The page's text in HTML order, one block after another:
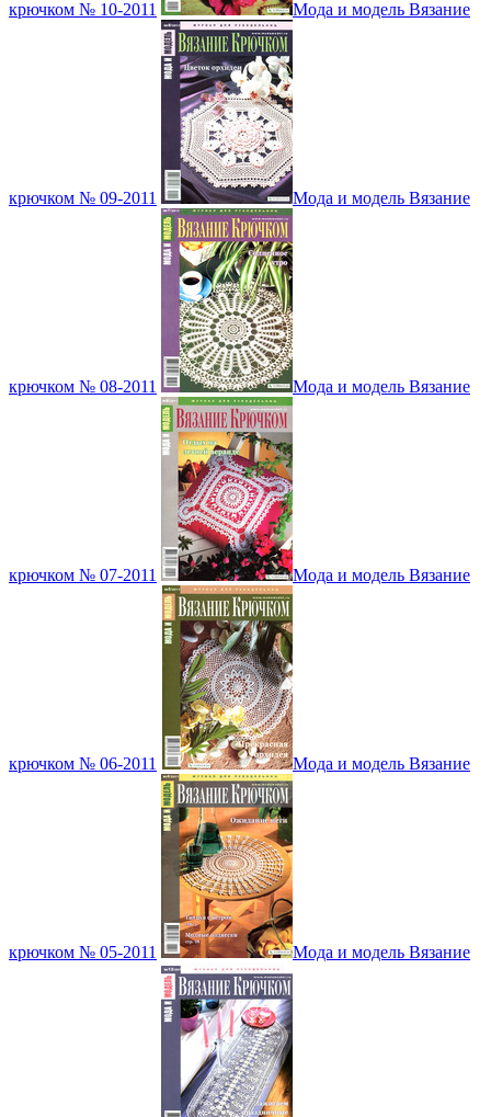
крючком № 10-2011 Мода и модель Вязание
крючком № 09-2011 Мода и модель Вязание
крючком № 08-2011 Мода и модель Вязание
крючком № 07-2011 Мода и модель Вязание
крючком № 06-2011 Мода и модель Вязание
крючком № 05-2011 Мода и модель Вязание